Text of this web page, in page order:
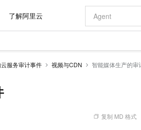
了解阿里云
服务审计事件 视频与CDN 智能媒体生产的审
复制 MD 格式
大模型
用的域名与建站服务
自动完成翻译和格式还原
轻松解锁专属
+免费 tokens，加速 Al 应用落地
AI 场景体
从图文生成到
算器
和估算价格
配置报价
API 基础软件
伙伴
伴
产品伙伴
服务
务
阿里云认证
旅
市场活动